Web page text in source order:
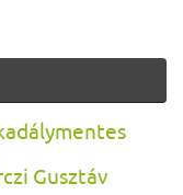
Gusztáv